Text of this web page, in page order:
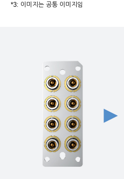
*3: 이미지는 공통 이미지임